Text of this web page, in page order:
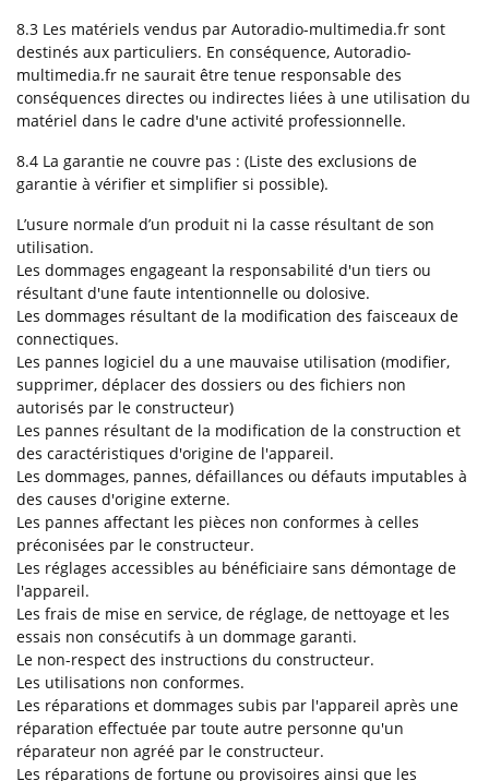
8.3 Les matériels vendus par Autoradio-multimedia.fr sont
destinés aux particuliers. En conséquence, Autoradio-
multimedia.fr ne saurait être tenue responsable des
conséquences directes ou indirectes liées à une utilisation du
matériel dans le cadre d'une activité professionnelle.
8.4 La garantie ne couvre pas : (Liste des exclusions de
garantie à vérifier et simplifier si possible).
L’usure normale d’un produit ni la casse résultant de son
utilisation.
Les dommages engageant la responsabilité d'un tiers ou
résultant d'une faute intentionnelle ou dolosive.
Les dommages résultant de la modification des faisceaux de
connectiques.
Les pannes logiciel du a une mauvaise utilisation (modifier,
supprimer, déplacer des dossiers ou des fichiers non
autorisés par le constructeur)
Les pannes résultant de la modification de la construction et
des caractéristiques d'origine de l'appareil.
Les dommages, pannes, défaillances ou défauts imputables à
des causes d'origine externe.
Les pannes affectant les pièces non conformes à celles
préconisées par le constructeur.
Les réglages accessibles au bénéficiaire sans démontage de
l'appareil.
Les frais de mise en service, de réglage, de nettoyage et les
essais non consécutifs à un dommage garanti.
Le non-respect des instructions du constructeur.
Les utilisations non conformes.
Les réparations et dommages subis par l'appareil après une
réparation effectuée par toute autre personne qu'un
réparateur non agréé par le constructeur.
Les réparations de fortune ou provisoires ainsi que les